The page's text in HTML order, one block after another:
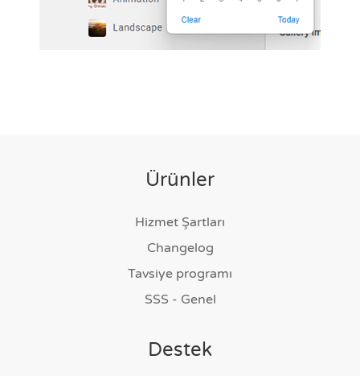
Ürünler
Hizmet Şartları
Changelog
Tavsiye programı
SSS - Genel
Destek